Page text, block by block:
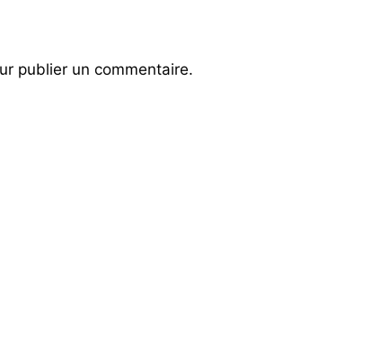
publier un commentaire.